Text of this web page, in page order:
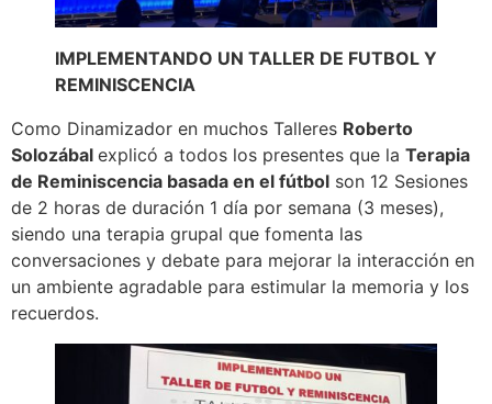
IMPLEMENTANDO UN TALLER DE FUTBOL Y
REMINISCENCIA
Como Dinamizador en muchos Talleres Roberto
Solozábal explicó a todos los presentes que la Terapia
de Reminiscencia basada en el fútbol son 12 Sesiones
de 2 horas de duración 1 día por semana (3 meses),
siendo una terapia grupal que fomenta las
conversaciones y debate para mejorar la interacción en
un ambiente agradable para estimular la memoria y los
recuerdos.